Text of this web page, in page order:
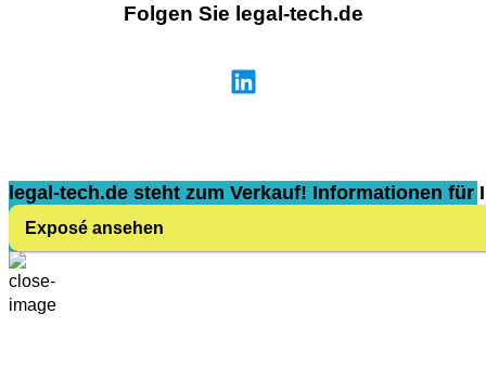
Folgen Sie legal-tech.de
legal-tech.de steht zum Verkauf! Informationen für
Exposé ansehen